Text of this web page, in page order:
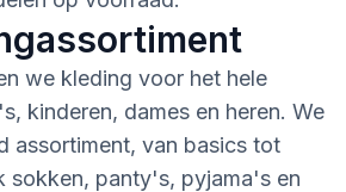
we kleding voor het hele
kinderen, dames en heren. We
assortiment, van basics tot
sokken, panty's, pyjama's en